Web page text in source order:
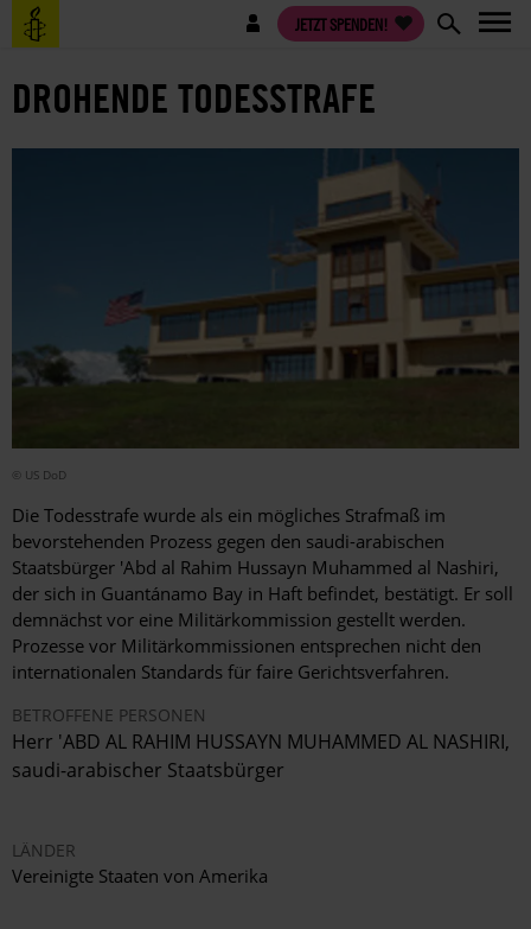
Direkt
zum
Benutzermenü JETZT SPENDEN!
DROHENDE TODESSTRAFE
© US DoD
Die Todesstrafe wurde als ein mögliches Strafmaß im
bevorstehenden Prozess gegen den saudi-arabischen
Staatsbürger 'Abd al Rahim Hussayn Muhammed al Nashiri,
der sich in Guantánamo Bay in Haft befindet, bestätigt. Er soll
demnächst vor eine Militärkommission gestellt werden.
Prozesse vor Militärkommissionen entsprechen nicht den
internationalen Standards für faire Gerichtsverfahren.
BETROFFENE PERSONEN
Herr 'ABD AL RAHIM HUSSAYN MUHAMMED AL NASHIRI,
saudi-arabischer Staatsbürger
LÄNDER
Vereinigte Staaten von Amerika